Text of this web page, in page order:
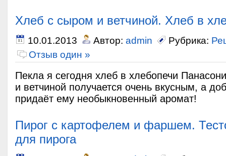
Хлеб с сыром и ветчиной. Хлеб в
10.01.2013 Автор: admin Рубрика:
Отзыв один »
Пекла я сегодня хлеб в хлебопечи
и ветчиной получается очень вкусным, а
придаёт ему необыкновенный аромат!
Пирог с картофелем и фаршем.
для пирога